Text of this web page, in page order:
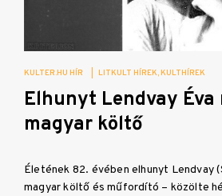
KULTER.HU HÍR LITKULT HÍREK KULTHÍREK
Elhunyt Lendvay Éva
magyar költő
Életének 82. évében elhunyt Lendvay
magyar költő és műfordító – közölte